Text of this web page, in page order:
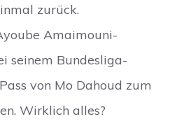
zurück.
Amaimouni-
seinem Bundesliga-
von Mo Dahoud zum
Wirklich alles?